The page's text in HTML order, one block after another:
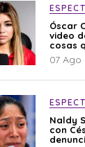
Óscar
video
cosas
07 Ago
Naldy
con